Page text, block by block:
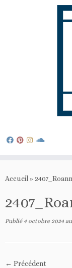
auAccueil »
Publié 4 octobre 2024
← Précédent